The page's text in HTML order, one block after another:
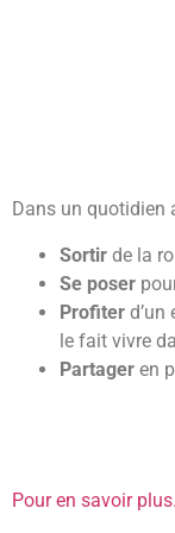
Dans un quotidien
Sortir de la
Se poser
Profiter d’un
le fait vivre
Partager en
Pour en savoir